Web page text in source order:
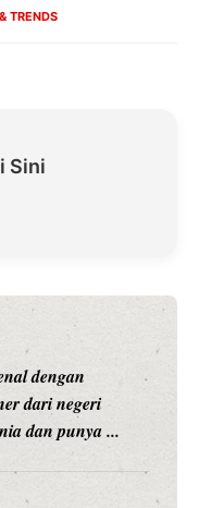
TRENDS
Sini
dua nama besar di
Vicky Prasetyo, kini
...
Vicky Prasetyo Buka Restoran